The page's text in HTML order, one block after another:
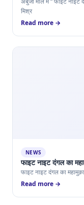
मिश्र
Read more →
NEWS
फाइट नाइट दंगल का
फाइट नाइट दंगल का
Read more →